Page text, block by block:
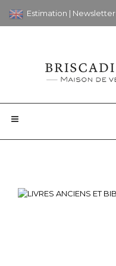
Estimation | Newsletter